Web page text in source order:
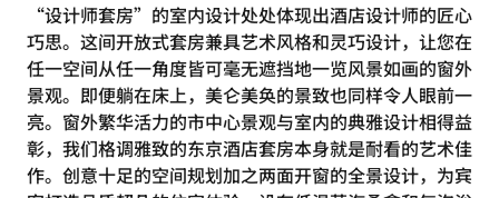
“设计师套房”的室内设计处处体现出酒店设计师的匠心
巧思。这间开放式套房兼具艺术风格和灵巧设计，让您在
任一空间从任一角度皆可毫无遮挡地一览风景如画的窗外
景观。即便躺在床上，美仑美奂的景致也同样令人眼前一
亮。窗外繁华活力的市中心景观与室内的典雅设计相得益
彰，我们格调雅致的东京酒店套房本身就是耐看的艺术佳
作。创意十足的空间规划加之两面开窗的全景设计，为宾